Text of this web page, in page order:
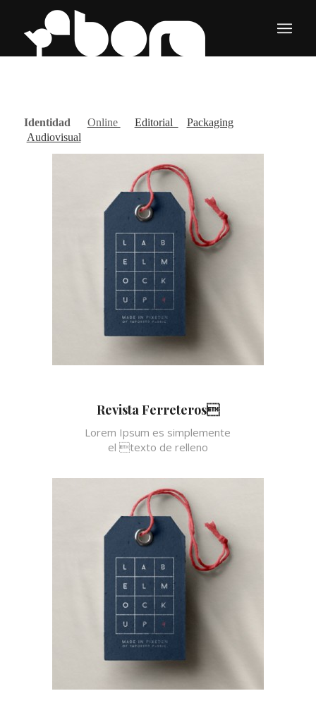
Identidad Online Editorial
Packaging
Audiovisual
Revista Ferreteros
Lorem Ipsum es simplemente
el texto de relleno